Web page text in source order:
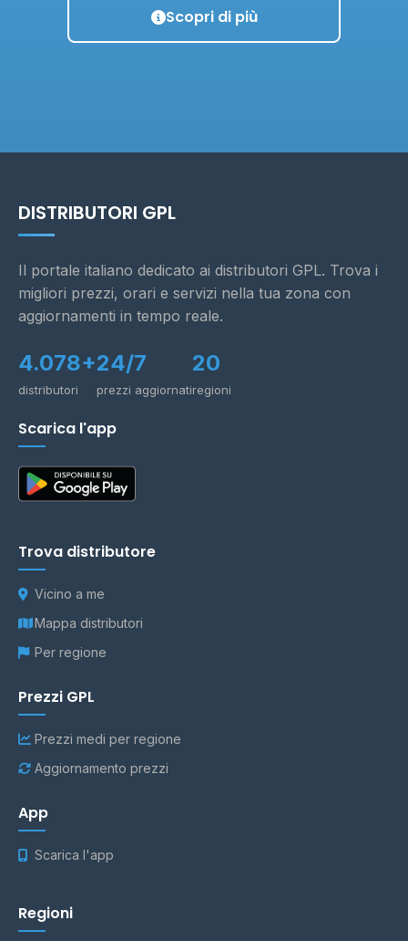
Scopri di più
DISTRIBUTORI GPL
Il portale italiano dedicato ai distributori GPL. Trova i
migliori prezzi, orari e servizi nella tua zona con
aggiornamenti in tempo reale.
4.078+
distributori
24/7
prezzi aggiornati
20
regioni
Scarica l'app
Trova distributore
Vicino a me
Mappa distributori
Per regione
Prezzi GPL
Prezzi medi per regione
Aggiornamento prezzi
App
Scarica l'app
Regioni